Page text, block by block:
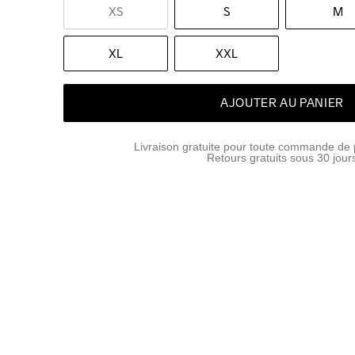
XS S M
XL XXL
AJOUTER AU PANIER
Livraison gratuite pour toute commande de
Retours gratuits sous 30